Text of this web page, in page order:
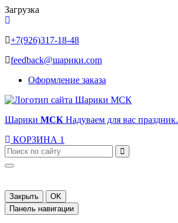
Загрузка
+7(926)317-18-48
feedback@шарики.com
Оформление заказа
Шарики МСК Надуваем для вас праздник.
КОРЗИНА 1
Закрыть
OK
Панель навигации